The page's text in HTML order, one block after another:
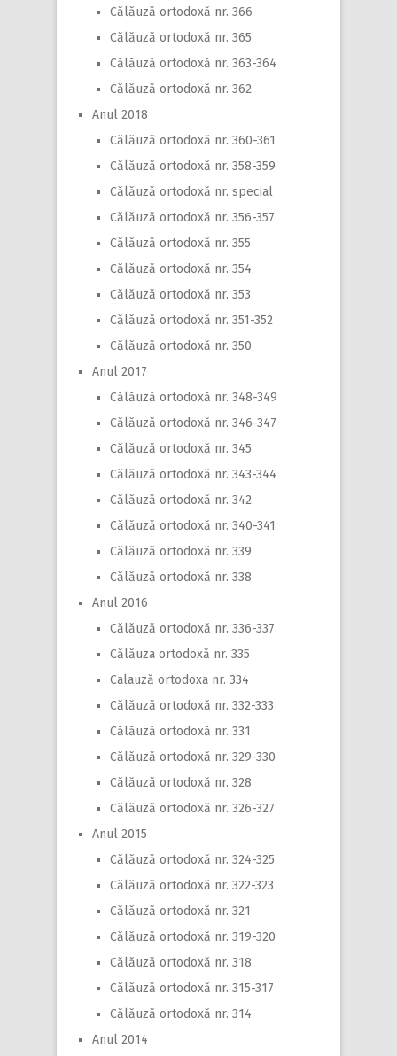
Călăuză ortodoxă nr. 366
Călăuză ortodoxă nr. 365
Călăuză ortodoxă nr. 363-364
Călăuză ortodoxă nr. 362
Anul 2018
Călăuză ortodoxă nr. 360-361
Călăuză ortodoxă nr. 358-359
Călăuză ortodoxă nr. special
Călăuză ortodoxă nr. 356-357
Călăuză ortodoxă nr. 355
Călăuză ortodoxă nr. 354
Călăuză ortodoxă nr. 353
Călăuză ortodoxă nr. 351-352
Călăuză ortodoxă nr. 350
Anul 2017
Călăuză ortodoxă nr. 348-349
Călăuză ortodoxă nr. 346-347
Călăuză ortodoxă nr. 345
Călăuză ortodoxă nr. 343-344
Călăuză ortodoxă nr. 342
Călăuză ortodoxă nr. 340-341
Călăuză ortodoxă nr. 339
Călăuză ortodoxă nr. 338
Anul 2016
Călăuză ortodoxă nr. 336-337
Călăuza ortodoxă nr. 335
Calauză ortodoxa nr. 334
Călăuză ortodoxă nr. 332-333
Călăuză ortodoxă nr. 331
Călăuză ortodoxă nr. 329-330
Călăuză ortodoxă nr. 328
Călăuză ortodoxă nr. 326-327
Anul 2015
Călăuză ortodoxă nr. 324-325
Călăuză ortodoxă nr. 322-323
Călăuză ortodoxă nr. 321
Călăuză ortodoxă nr. 319-320
Călăuză ortodoxă nr. 318
Călăuză ortodoxă nr. 315-317
Călăuză ortodoxă nr. 314
Anul 2014